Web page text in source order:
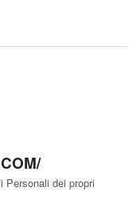
Personali dei propri